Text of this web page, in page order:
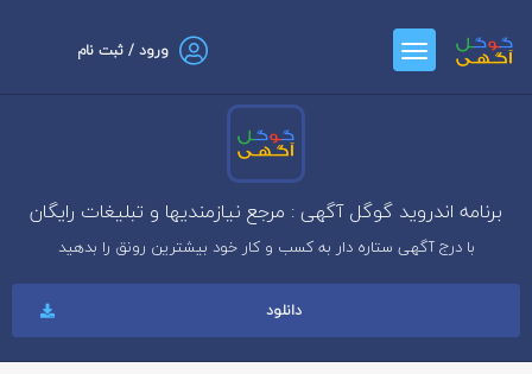
ورود / ثبت نام
برنامه اندروید گوگل آگهی : مرجع نیازمندیها و تبلیغات رایگان
با درج آگهی ستاره دار به کسب و کار خود بیشترین رونق را بدهید
دانلود